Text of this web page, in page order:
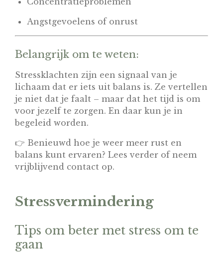
Angstgevoelens of onrust
Belangrijk om te weten:
Stressklachten zijn een signaal van je
lichaam dat er iets uit balans is. Ze vertellen
je niet dat je faalt – maar dat het tijd is om
voor jezelf te zorgen. En daar kun je in
begeleid worden.
👉 Benieuwd hoe je weer meer rust en
balans kunt ervaren? Lees verder of neem
vrijblijvend contact op.
Stressvermindering
Tips om beter met stress om te
gaan